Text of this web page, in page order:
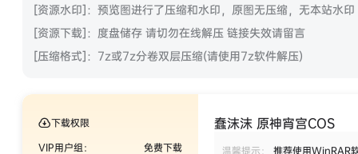
[资源水印]：预览图进行了压缩和水印，原图无压缩，无本站水印
[资源下载]：度盘储存 请切勿在线解压 链接失效请留言
[压缩格式]：7z或7z分卷双层压缩(请使用7z软件解压)
下载权限
VIP用户组：
免费下载
蠢沫沫 原神宵宫COS
温馨提示： 推荐使用WinRAR